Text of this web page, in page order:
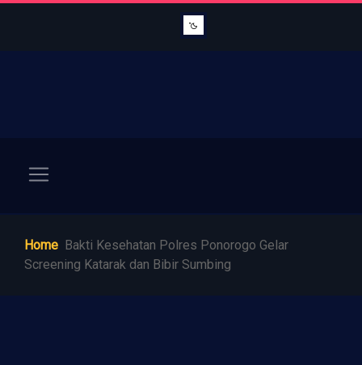
Home Bakti Kesehatan Polres Ponorogo Gelar
Screening Katarak dan Bibir Sumbing